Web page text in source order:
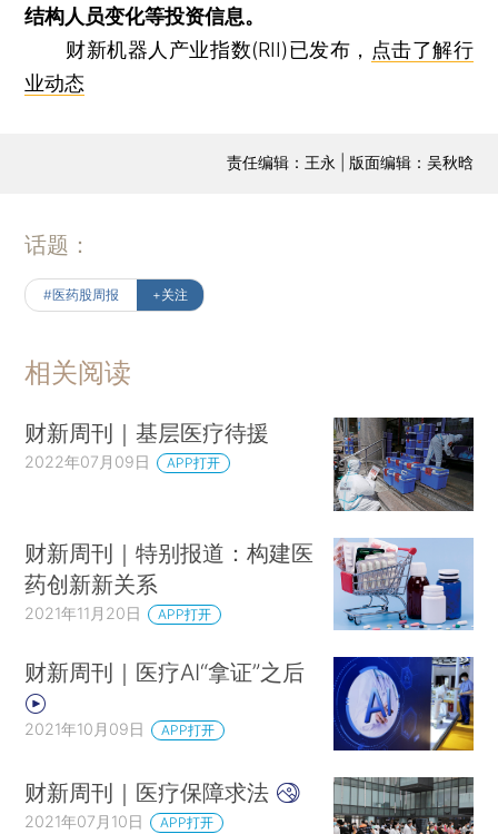
结构人员变化等投资信息。
财新机器人产业指数(RII)已发布， 点击了解行
业动态
责任编辑：王永 | 版面编辑：吴秋晗
话题：
#医药股周报 +关注
相关阅读
财新周刊｜基层医疗待援
2022年07月09日 APP打开
财新周刊｜特别报道：构建医
药创新新关系
2021年11月20日 APP打开
财新周刊｜医疗AI“拿证”之后
2021年10月09日 APP打开
财新周刊｜医疗保障求法
2021年07月10日 APP打开